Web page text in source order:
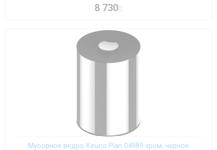
8 730
Мусорное ведро Keuco Plan 04989 хром, черное